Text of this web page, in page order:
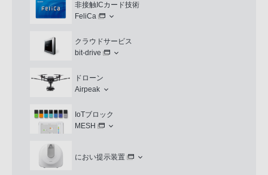
非接触ICカード技術
FeliCa
クラウドサービス
bit-drive
ドローン
Airpeak
IoTブロック
MESH
におい提示装置